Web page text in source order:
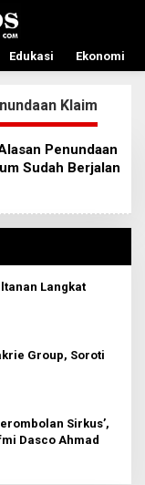
Edukasi Ekonomi
Klaim
Penundaan
Sudah Berjalan
Langkat
Group, Soroti
Sirkus’,
Dasco Ahmad